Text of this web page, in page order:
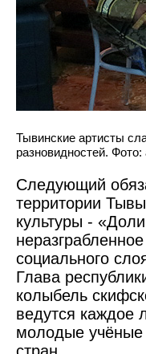
Тывинские артисты
разновидностей. Фото:
Следующий
территории
культуры -
социального
Глава
колыбель
ведутся каждое
молодые учёные